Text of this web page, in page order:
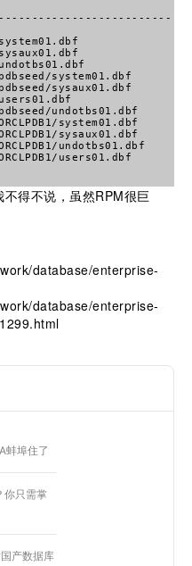
system01.dbf
sysaux01.dbf
undotbs01.dbf
system01.dbf
sysaux01.dbf
undotbs01.dbf
users01.dbf
得不说，虽然RPM很巨
database/enterprise-
database/enterprise-
蚌埠住了
你只需掌
产数据库